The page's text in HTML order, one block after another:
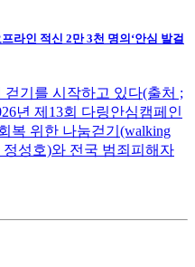
라인 적신 2만 3천 명의‘안심 발걸
걷기를 시작하고 있다(출처 ;
년 제13회 다링안심캠페인
복 위한 나눔걷기(walking
정성호)와 전국 범죄피해자